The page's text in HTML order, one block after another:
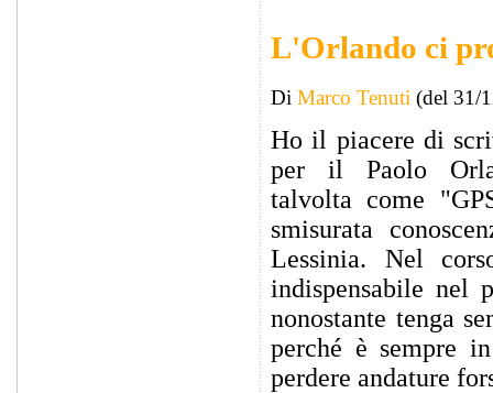
L'Orlando ci
Di Marco Tenuti (del 31/
Ho il piacere di
per il Paolo
talvolta come
smisurata
Lessinia. Nel
indispensabile nel
nonostante tenga
perché è sempre
perdere andature